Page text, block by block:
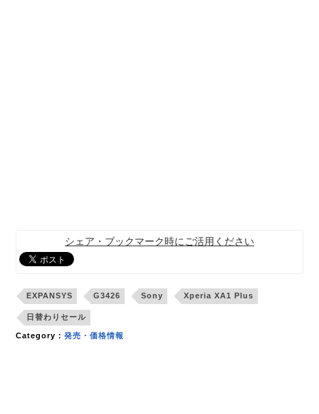
シェア・ブックマーク時にご活用ください
EXPANSYS G3426 Sony Xperia XA1 Plus
日替わりセール
Category：発売・価格情報